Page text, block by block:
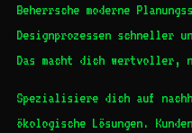
Beherrsche moderne
Designprozessen schneller
Das macht dich wertvoller,
Spezialisiere dich auf
ökologische Lösungen.